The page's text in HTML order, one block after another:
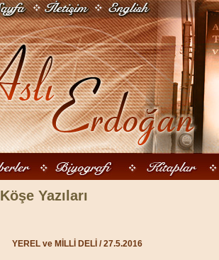
Köşe Yazıları
YEREL ve MİLLİ DELİ / 27.5.2016